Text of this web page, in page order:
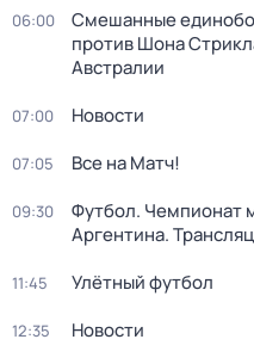
06:00
Смешанные
против Шона
Австралии
07:00 Новости
07:05 Все на Матч!
09:30
Футбол. Чемпионат
Аргентина.
11:45 Улётный футбол
12:35 Новости